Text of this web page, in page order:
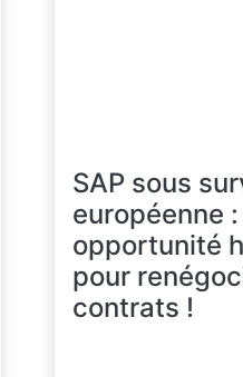
SAP sous
européenne
opportunité
pour
contrats !